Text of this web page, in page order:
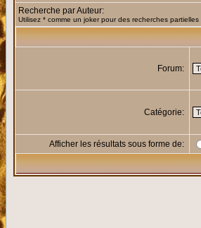
Recherche par Auteur:
Utilisez * comme un joker pour des recherches partielles
Forum:
Catégorie:
Afficher les résultats sous forme de: